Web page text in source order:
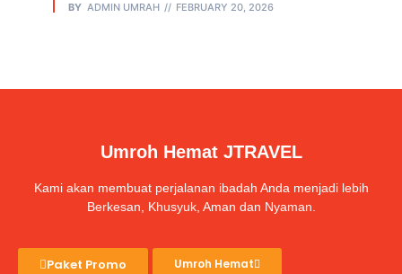
BY ADMIN UMRAH FEBRUARY 20, 2026
Umroh Hemat JTRAVEL
Kami akan membuat perjalanan ibadah Anda menjadi lebih
Berkesan, Khusyuk, Aman dan Nyaman.
Paket Promo Umroh Hemat